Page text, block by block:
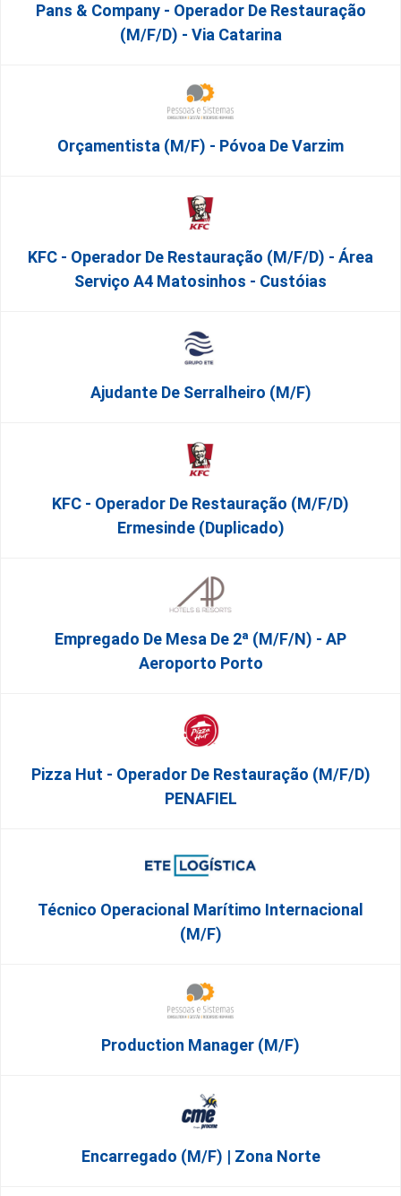
Pans & Company - Operador De Restauração
(m/f/d) - Via Catarina
Orçamentista (m/f) - Póvoa De Varzim
KFC - Operador De Restauração (m/f/d) - Área
Serviço A4 Matosinhos - Custóias
Ajudante De Serralheiro (m/f)
KFC - Operador De Restauração (m/f/d)
Ermesinde (Duplicado)
Empregado De Mesa De 2ª (M/F/N) - AP
Aeroporto Porto
Pizza Hut - Operador De Restauração (m/f/d)
PENAFIEL
Técnico Operacional Marítimo Internacional
(m/f)
Production Manager (m/f)
Encarregado (m/f) | Zona Norte